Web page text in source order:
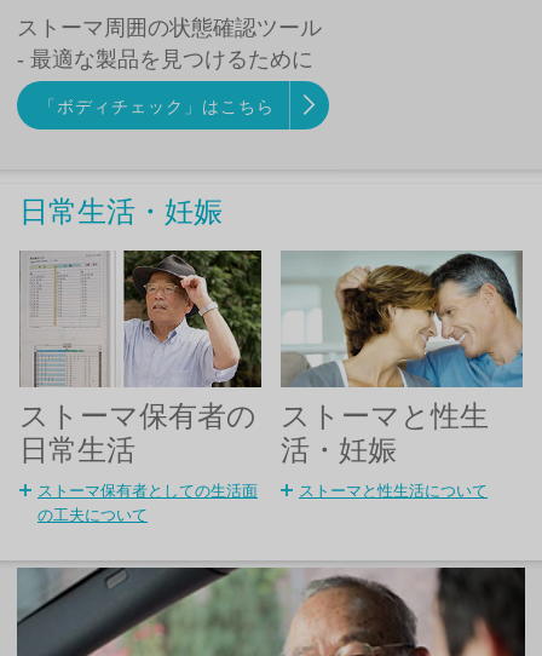
ストーマ周囲の状態確認ツール
- 最適な製品を見つけるために
「ボディチェック」はこちら
日常生活・妊娠
ストーマ保有者の
日常生活
ストーマ保有者としての生活面
の工夫について
ストーマと性生
活・妊娠
ストーマと性生活について